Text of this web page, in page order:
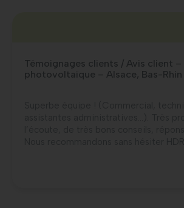
Témoignages clients / Avis client
photovoltaïque – Alsace, Bas-Rhin